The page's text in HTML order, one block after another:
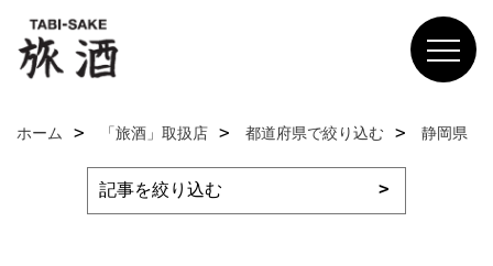
ホーム 「旅酒」取扱店 都道府県で絞り込む 静岡県